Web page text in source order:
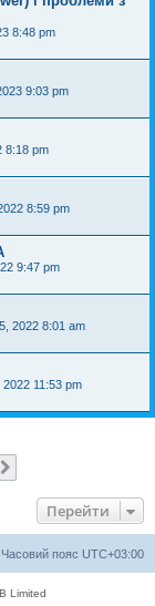
8:48 pm
9:03 pm
8:18 pm
8:59 pm
9:47 pm
2022 8:01 am
11:53 pm
Перейти
Часовий пояс UTC+03:00
Limited